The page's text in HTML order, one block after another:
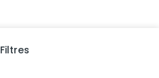
Filtres